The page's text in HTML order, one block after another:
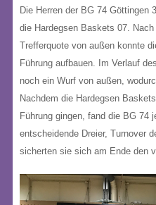
Die Herren der BG 74 Göttingen
die Hardegsen Baskets 07.
Trefferquote von außen konnte
Führung aufbauen. Im Verlauf
noch ein Wurf von außen,
Nachdem die Hardegsen
Führung gingen, fand die BG 74
entscheidende Dreier, Turnover
sicherten sie sich am Ende den